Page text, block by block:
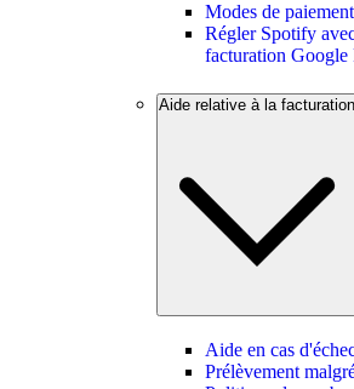
Modes de
Régler Spotify
facturation Google
Aide relative à la facturation
Aide en cas
Prélèvement